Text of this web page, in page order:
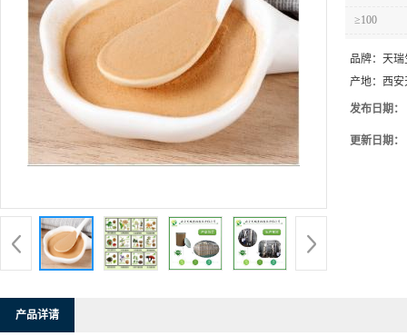
≥100
品牌： 天瑞
产地： 西
发布日期：
更新日期：
产品详请